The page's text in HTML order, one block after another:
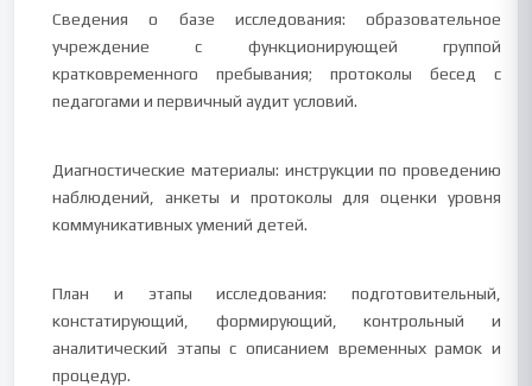
Сведения о базе исследования: образовательное
учреждение с функционирующей группой
кратковременного пребывания; протоколы бесед с
педагогами и первичный аудит условий.
Диагностические материалы: инструкции по проведению
наблюдений, анкеты и протоколы для оценки уровня
коммуникативных умений детей.
План и этапы исследования: подготовительный,
констатирующий, формирующий, контрольный и
аналитический этапы с описанием временных рамок и
процедур.